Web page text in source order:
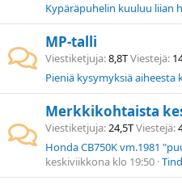
Kypäräpuhelin kuuluu liian
MP-talli
Viestiketjuja 8,8TViestejä
Pieniä kysymyksiä aiheesta
Merkkikohtaista
Viestiketjuja 24,5TViestejä
keskiviikkona klo 19:50